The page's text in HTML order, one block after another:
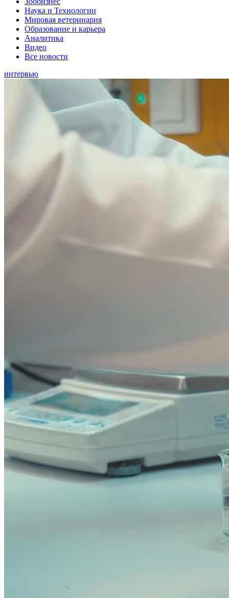
Наука и Технологии
Мировая ветеринария
Образование и карьера
Аналитика
Видео
Все новости
интервью